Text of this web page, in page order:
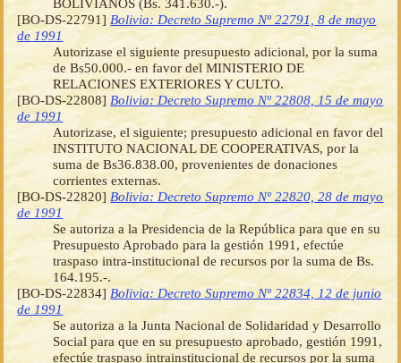
[BO-DS-22791] Bolivia: Decreto Supremo Nº 22791, 8 de mayo
de 1991
Autorizase el siguiente presupuesto adicional, por la suma
de Bs50.000.- en favor del MINISTERIO DE
RELACIONES EXTERIORES Y CULTO.
[BO-DS-22808] Bolivia: Decreto Supremo Nº 22808, 15 de mayo
de 1991
Autorizase, el siguiente; presupuesto adicional en favor del
INSTITUTO NACIONAL DE COOPERATIVAS, por la
suma de Bs36.838.00, provenientes de donaciones
corrientes externas.
[BO-DS-22820] Bolivia: Decreto Supremo Nº 22820, 28 de mayo
de 1991
Se autoriza a la Presidencia de la República para que en su
Presupuesto Aprobado para la gestión 1991, efectúe
traspaso intra-institucional de recursos por la suma de Bs.
164.195.-.
[BO-DS-22834] Bolivia: Decreto Supremo Nº 22834, 12 de junio
de 1991
Se autoriza a la Junta Nacional de Solidaridad y Desarrollo
Social para que en su presupuesto aprobado, gestión 1991,
efectúe traspaso intrainstitucional de recursos por la suma